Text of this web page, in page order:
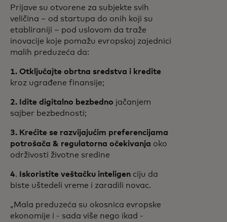
Prijave su otvorene za subjekte svih
veličina – od startupa do onih koji su
etabliraniji – pod uslovom da traže
inovacije koje pomažu evropskoj zajednici
malih preduzeća da:
1. Otključajte obrtna sredstva i kredite
kroz ugrađene finansije;
2. Idite digitalno bezbedno jačanjem
sajber bezbednosti;
3. Krećite se razvijajućim preferencijama
potrošača & regulatorna očekivanja oko
održivosti životne sredine
4. Iskoristite veštačku inteligen ciju da
biste uštedeli vreme i zaradili novac.
„Mala preduzeća su okosnica evropske
ekonomije i - sada više nego ikad -